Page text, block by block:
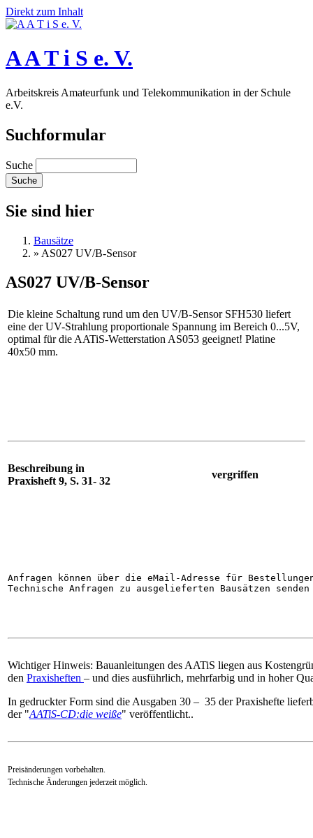
Direkt zum Inhalt
A A T i S e. V.
Arbeitskreis Amateurfunk und Telekommunikation in der Schule
e.V.
Suchformular
Suche
Sie sind hier
Bausätze
» AS027 UV/B-Sensor
AS027 UV/B-Sensor
Die kleine Schaltung rund um den UV/B-Sensor SFH530 liefert
eine der UV-Strahlung proportionale Spannung im Bereich 0...5V,
optimal für die AATiS-Wetterstation AS053 geeignet! Platine
40x50 mm.
Beschreibung in
Praxisheft 9, S. 31- 32
vergriffen
Anfragen können über die eMail-Adresse für
Technische Anfragen zu ausgelieferten Bausätzen
Wichtiger Hinweis: Bauanleitungen des AATiS liegen aus
den Praxisheften – und dies ausführlich, mehrfarbig und in hoher
In gedruckter Form sind die Ausgaben 30 – 35 der Praxishefte
der "AATiS-CD:die weiße" veröffentlicht..
Preisänderungen vorbehalten.
Technische Änderungen jederzeit möglich.